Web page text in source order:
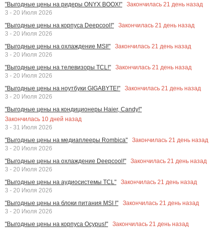
"Выгодные цены на ридеры ONYX BOOX!"
Закончилась 21 день назад
3 - 20 Июля 2026
"Выгодные цены на корпуса Deepcool!"
Закончилась 21 день назад
3 - 20 Июля 2026
"Выгодные цены на охлаждение MSI!"
Закончилась 21 день назад
3 - 20 Июля 2026
"Выгодные цены на телевизоры TCL!"
Закончилась 21 день назад
3 - 20 Июля 2026
"Выгодные цены на ноутбуки GIGABYTE!"
Закончилась 21 день назад
3 - 20 Июля 2026
"Выгодные цены на кондиционеры Haier, Candy!"
Закончилась 10 дней назад
3 - 31 Июля 2026
"Выгодные цены на медиаплееры Rombica"
Закончилась 21 день назад
3 - 20 Июля 2026
"Выгодные цены на охлаждение Deepcool!"
Закончилась 21 день назад
3 - 20 Июля 2026
"Выгодные цены на аудиосистемы TCL"
Закончилась 21 день назад
3 - 20 Июля 2026
"Выгодные цены на блоки питания MSI !"
Закончилась 21 день назад
3 - 20 Июля 2026
"Выгодные цены на корпуса Ocypus!"
Закончилась 21 день назад